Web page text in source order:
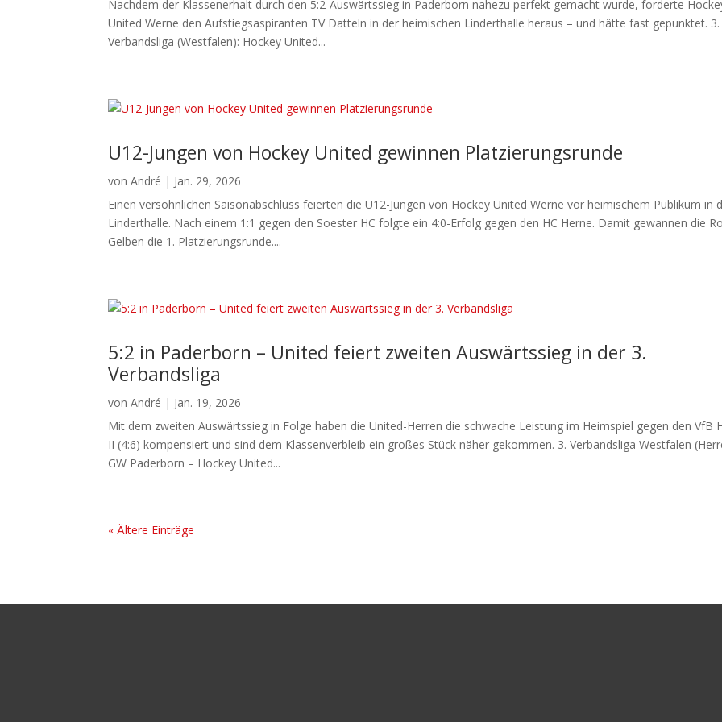
Nachdem der Klassenerhalt durch den 5:2-Auswärtssieg in Paderborn nahezu perfekt gemacht wurde, forderte
United Werne den Aufstiegsaspiranten TV Datteln in der heimischen Linderthalle heraus – und hätte fast gepunktet. 3.
Verbandsliga (Westfalen): Hockey United...
U12-Jungen von Hockey United gewinnen Platzierungsrunde
vonAndré | Jan. 29, 2026
Einen versöhnlichen Saisonabschluss feierten die U12-Jungen von Hockey United Werne vor heimischem Publikum in
Linderthalle. Nach einem 1:1 gegen den Soester HC folgte ein 4:0-Erfolg gegen den HC Herne. Damit gewannen die
Gelben die 1. Platzierungsrunde....
5:2 in Paderborn – United feiert zweiten Auswärtssieg in der 3.
Verbandsliga
vonAndré | Jan. 19, 2026
Mit dem zweiten Auswärtssieg in Folge haben die United-Herren die schwache Leistung im Heimspiel gegen den VfB
II (4:6) kompensiert und sind dem Klassenverbleib ein großes Stück näher gekommen. 3. Verbandsliga Westfalen
GW Paderborn – Hockey United...
« Ältere Einträge